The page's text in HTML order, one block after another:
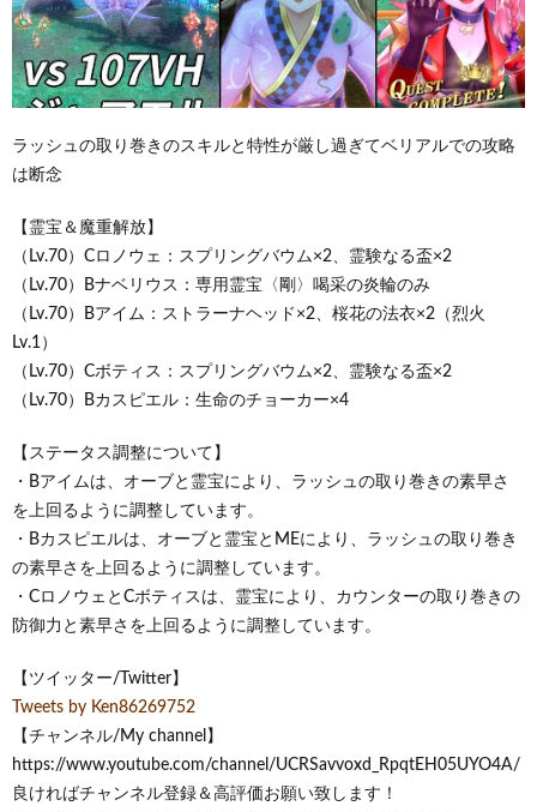
ラッシュの取り巻きのスキルと特性が厳し過ぎてベリアルでの攻略
は断念
【霊宝＆魔重解放】
（Lv.70）Cロノウェ：スプリングバウム×2、霊験なる盃×2
（Lv.70）Bナベリウス：専用霊宝〈剛〉喝采の炎輪のみ
（Lv.70）Bアイム：ストラーナヘッド×2、桜花の法衣×2（烈火
Lv.1）
（Lv.70）Cボティス：スプリングバウム×2、霊験なる盃×2
（Lv.70）Bカスピエル：生命のチョーカー×4
【ステータス調整について】
・Bアイムは、オーブと霊宝により、ラッシュの取り巻きの素早さ
を上回るように調整しています。
・Bカスピエルは、オーブと霊宝とMEにより、ラッシュの取り巻き
の素早さを上回るように調整しています。
・CロノウェとCボティスは、霊宝により、カウンターの取り巻きの
防御力と素早さを上回るように調整しています。
【ツイッター/Twitter】
Tweets by Ken86269752
【チャンネル/My channel】
https://www.youtube.com/channel/UCRSavvoxd_RpqtEH05UYO4A/
良ければチャンネル登録＆高評価お願い致します！